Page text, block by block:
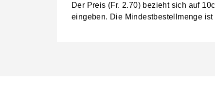
Der Preis (Fr. 2.70) bezieht sich auf
eingeben. Die Mindestbestellmenge